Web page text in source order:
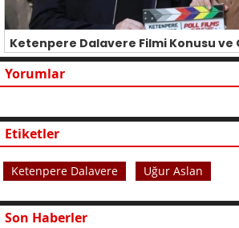
Ketenpere Dalavere Filmi Konusu ve
Yorumlar
Etiketler
Ketenpere Dalavere Uğur Aslan
Son Haberler